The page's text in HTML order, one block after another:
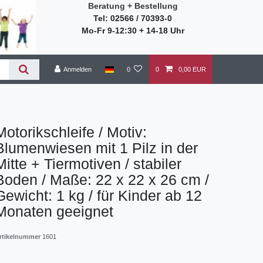
Beratung + Bestellung
Tel: 02566 / 70393-0
Mo-Fr 9-12:30 + 14-18 Uhr
Anmelden 0 0 0,00 EUR
/ Motiv:
mit 1 Pilz in der
+ Tiermotiven / stabiler
/ Maße: 22 x 22 x 26 cm /
1 kg / für Kinder ab 12
geeignet
1601